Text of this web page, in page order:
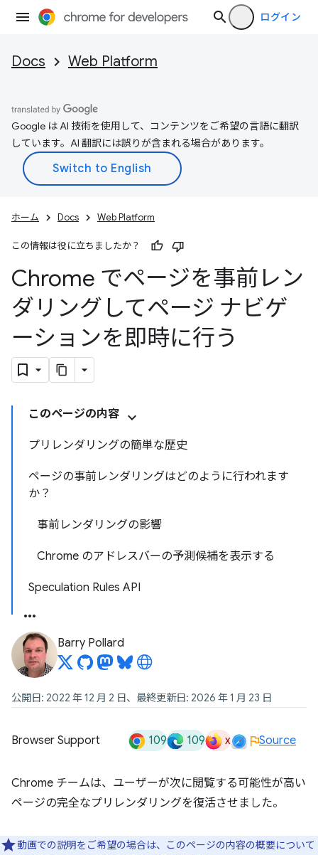
ログイン
Docs Web Platform
Google は AI 技術を使用して、コンテンツをご希望の言語に翻訳
しています。AI 翻訳には誤りが含まれる場合があります。
ホーム Docs Web Platform
この情報は役に立ちましたか？
Chrome でページを事前レン
ダリングしてページ ナビゲ
ーションを即時に行う
このページの内容
プリレンダリングの簡単な歴史
ページの事前レンダリングはどのように行われます
か？
事前レンダリングの影響
Chrome のアドレスバーの予測候補を表示する
Speculation Rules API
Barry Pollard
公開日: 2022 年 12 月 2 日、最終更新日: 2026 年 1 月 23 日
Browser Support 109 109 x Source
Chrome チームは、ユーザーが次に閲覧する可能性が高い
ページの完全なプリレンダリングを復活させました。
動画での説明をご希望の場合は、このページの内容の概要について